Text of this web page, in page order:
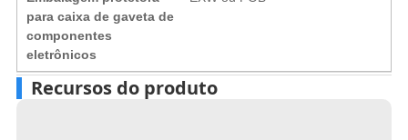
para caixa de gaveta de
componentes
eletrônicos
Recursos do produto